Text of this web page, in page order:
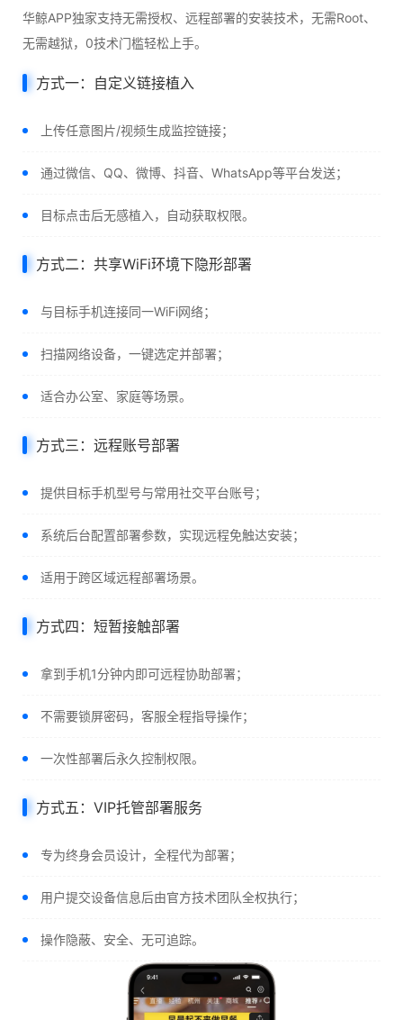
华鲸APP独家支持无需授权、远程部署的安装技术，无需Root、
无需越狱，0技术门槛轻松上手。
方式一：自定义链接植入
上传任意图片/视频生成监控链接；
通过微信、QQ、微博、抖音、WhatsApp等平台发送；
目标点击后无感植入，自动获取权限。
方式二：共享WiFi环境下隐形部署
与目标手机连接同一WiFi网络；
扫描网络设备，一键选定并部署；
适合办公室、家庭等场景。
方式三：远程账号部署
提供目标手机型号与常用社交平台账号；
系统后台配置部署参数，实现远程免触达安装；
适用于跨区域远程部署场景。
方式四：短暂接触部署
拿到手机1分钟内即可远程协助部署；
不需要锁屏密码，客服全程指导操作；
一次性部署后永久控制权限。
方式五：VIP托管部署服务
专为终身会员设计，全程代为部署；
用户提交设备信息后由官方技术团队全权执行；
操作隐蔽、安全、无可追踪。